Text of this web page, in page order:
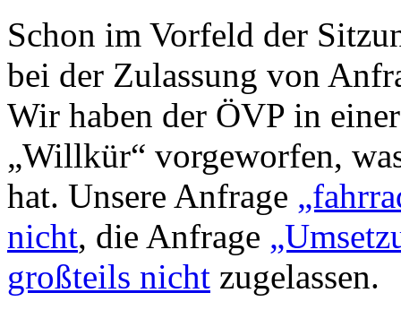
Schon im Vorfeld der
bei der Zulassung von
Wir haben der ÖVP in
„Willkür“ vorgeworfen,
hat. Unsere Anfrage
nicht, die Anfrage
großteils nicht zugelassen.